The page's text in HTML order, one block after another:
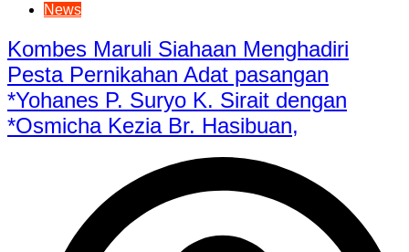
News
Kombes Maruli Siahaan Menghadiri
Pesta Pernikahan Adat pasangan
*Yohanes P. Suryo K. Sirait dengan
*Osmicha Kezia Br. Hasibuan,